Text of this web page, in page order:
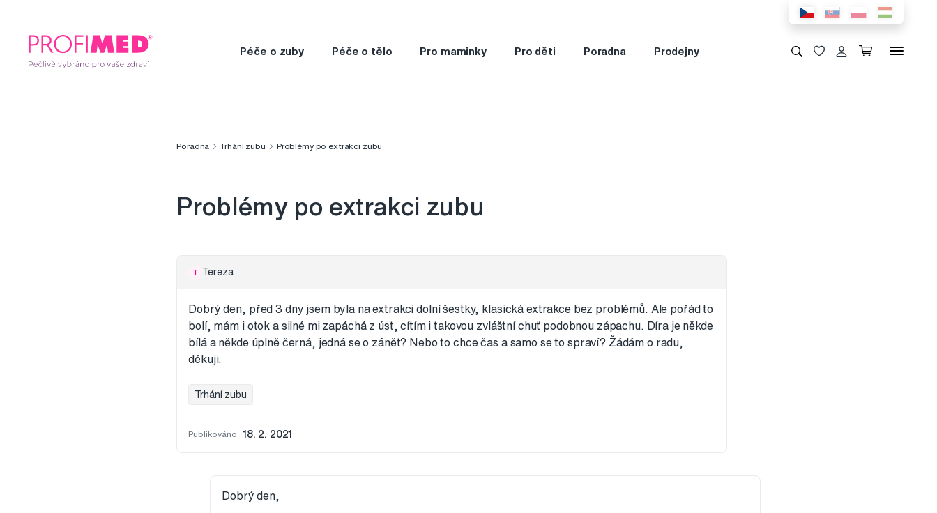
Péče o zuby Péče o tělo Pro maminky Pro děti Poradna Prodejny
Poradna Trhání zubu Problémy po extrakci zubu
Problémy po extrakci zubu
T Tereza
Dobrý den, před 3 dny jsem byla na extrakci dolní šestky, klasická extrakce bez problémů. Ale pořád to
bolí, mám i otok a silné mi zapáchá z úst, cítím i takovou zvláštní chuť podobnou zápachu. Díra je někde
bílá a někde úplně černá, jedná se o zánět? Nebo to chce čas a samo se to spraví? Žádám o radu,
děkuji.
Trhání zubu
Publikováno 18. 2. 2021
Dobrý den,